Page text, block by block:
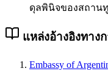
ดุลพินิจของสถาน
แหล่งอ้างอิงทาง
Embassy of